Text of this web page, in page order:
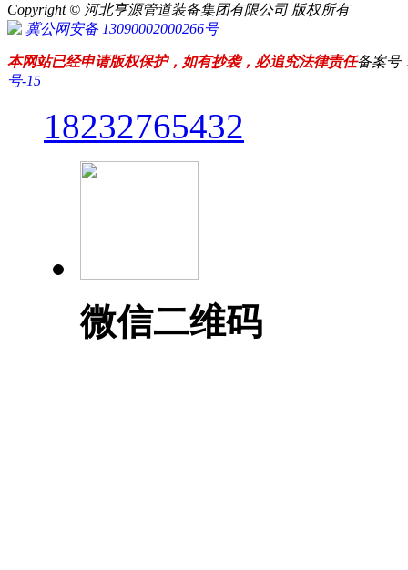
Copyright © 河北亨源管道装备集团有限公司 版权所有
冀公网安备 13090002000266号
本网站已经申请版权保护，如有抄袭，必追究法律责任备案号
号-15
18232765432
微信二维码